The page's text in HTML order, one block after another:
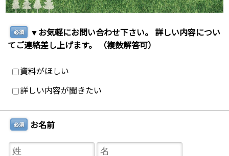
必須
▼お気軽にお問い合わせ下さい。 詳しい内容につい
てご連絡差し上げます。 （複数解答可）
資料がほしい
詳しい内容が聞きたい
必須 お名前